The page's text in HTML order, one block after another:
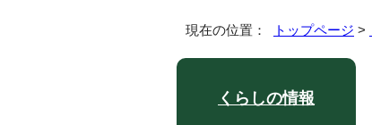
現在の位置： トップページ >
くらしの情報